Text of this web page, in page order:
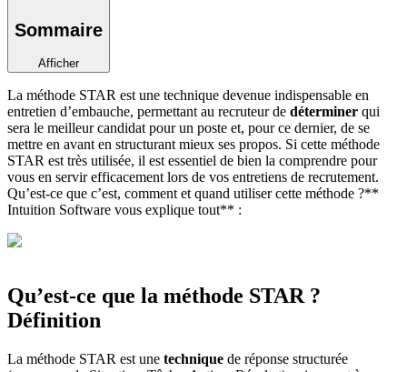
Sommaire
Afficher
La méthode STAR est une technique devenue indispensable en
entretien d’embauche, permettant au recruteur de déterminer qui
sera le meilleur candidat pour un poste et, pour ce dernier, de se
mettre en avant en structurant mieux ses propos. Si cette méthode
STAR est très utilisée, il est essentiel de bien la comprendre pour
vous en servir efficacement lors de vos entretiens de recrutement.
Qu’est-ce que c’est, comment et quand utiliser cette méthode ?**
Intuition Software vous explique tout** :
Qu’est-ce que la méthode STAR ?
Définition
La méthode STAR est une technique de réponse structurée